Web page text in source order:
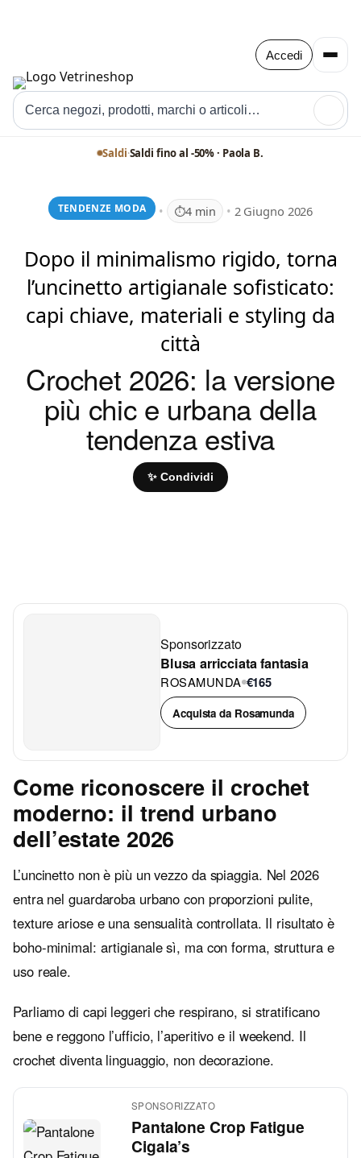
Accedi
Saldi·Saldi fino al -50% · Paola B.
TENDENZE MODA • ⏱4 min • 2 Giugno 2026
Dopo il minimalismo rigido, torna
l’uncinetto artigianale sofisticato:
capi chiave, materiali e styling da
città
Crochet 2026: la versione
più chic e urbana della
tendenza estiva
✨ Condividi
Sponsorizzato
Blusa arricciata fantasia
ROSAMUNDA €165
Acquista da Rosamunda
Come riconoscere il crochet
moderno: il trend urbano
dell’estate 2026
L’uncinetto non è più un vezzo da spiaggia. Nel 2026
entra nel guardaroba urbano con proporzioni pulite,
texture ariose e una sensualità controllata. Il risultato è
boho-minimal: artigianale sì, ma con forma, struttura e
uso reale.
Parliamo di capi leggeri che respirano, si stratificano
bene e reggono l’ufficio, l’aperitivo e il weekend. Il
crochet diventa linguaggio, non decorazione.
SPONSORIZZATO
Pantalone Crop Fatigue
Cigala’s